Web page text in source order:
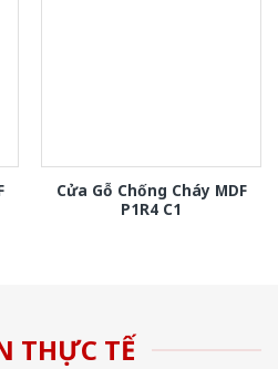
Cửa Gỗ Chống Cháy MDF
P1R4 C1
THỰC TẾ